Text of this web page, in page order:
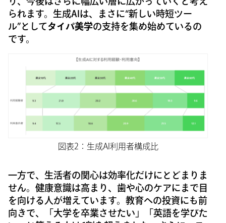
られます。生成AIは、まさに“新しい時短ツー
ル”としてタイパ美学の支持を集め始めているの
です。
図表2：生成AI利用者構成比
一方で、生活者の関心は効率化だけにとどまりま
せん。健康意識は高まり、歯や心のケアにまで目
を向ける人が増えています。教育への投資にも前
向きで、「大学を卒業させたい」「英語を学びた